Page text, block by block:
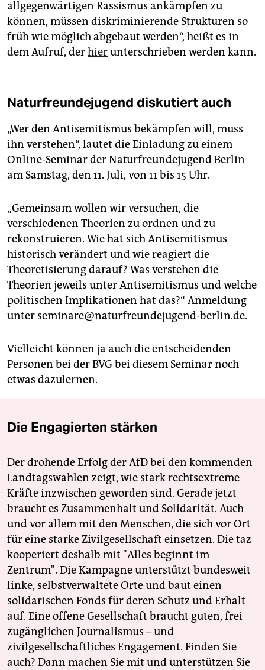
allgegenwärtigen Rassismus ankämpfen zu
können, müssen diskriminierende Strukturen so
früh wie möglich abgebaut werden“, heißt es in
dem Aufruf, derhierunterschrieben werden kann.
Naturfreundejugend diskutiert auch
„Wer den Antisemitismus bekämpfen will, muss
ihn verstehen“, lautet die Einladung zu einem
Online-Seminar der Naturfreundejugend Berlin
am Samstag, den 11. Juli, von 11 bis 15 Uhr.
„Gemeinsam wollen wir versuchen, die
verschiedenen Theorien zu ordnen und zu
rekonstruieren. Wie hat sich Antisemitismus
historisch verändert und wie reagiert die
Theoretisierung darauf? Was verstehen die
Theorien jeweils unter Antisemitismus und welche
politischen Implikationen hat das?“ Anmeldung
unter seminare@naturfreundejugend-berlin.de.
Vielleicht können ja auch die entscheidenden
Personen bei der BVG bei diesem Seminar noch
etwas dazulernen.
Die Engagierten stärken
Der drohende Erfolg der AfD bei den kommenden
Landtagswahlen zeigt, wie stark rechtsextreme
Kräfte inzwischen geworden sind. Gerade jetzt
braucht es Zusammenhalt und Solidarität. Auch
und vor allem mit den Menschen, die sich vor Ort
für eine starke Zivilgesellschaft einsetzen. Die taz
kooperiert deshalb mit "Alles beginnt im
Zentrum". Die Kampagne unterstützt bundesweit
linke, selbstverwaltete Orte und baut einen
solidarischen Fonds für deren Schutz und Erhalt
auf. Eine offene Gesellschaft braucht guten, frei
zugänglichen Journalismus – und
zivilgesellschaftliches Engagement. Finden Sie
auch? Dann machen Sie mit und unterstützen Sie